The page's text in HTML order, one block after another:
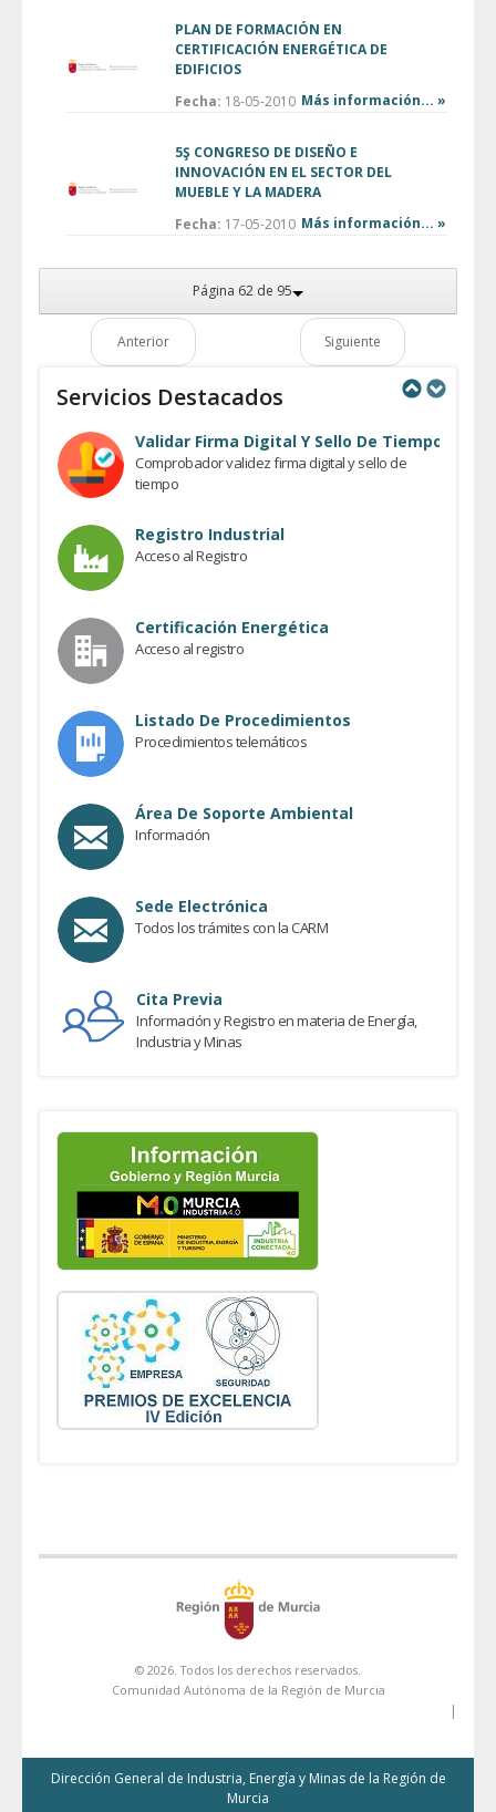
PLAN DE FORMACIÓN EN
CERTIFICACIÓN ENERGÉTICA DE
EDIFICIOS
Fecha: 18-05-2010 Más información... »
5Ş CONGRESO DE DISEÑO E
INNOVACIÓN EN EL SECTOR DEL
MUEBLE Y LA MADERA
Fecha: 17-05-2010 Más información... »
Página 62 de 95
Anterior Siguiente
Servicios Destacados
Validar Firma Digital Y Sello De Tiempo
Comprobador validez firma digital y sello de
tiempo
Registro Industrial
Acceso al Registro
Certificación Energética
Acceso al registro
Listado De Procedimientos
Procedimientos telemáticos
Área De Soporte Ambiental
Información
Sede Electrónica
Todos los trámites con la CARM
Cita Previa
Información y Registro en materia de Energía,
Industria y Minas
Previous
© 2026. Todos los derechos reservados.
Comunidad Autónoma de la Región de Murcia
|
Dirección General de Industria, Energía y Minas de la Región de
Murcia